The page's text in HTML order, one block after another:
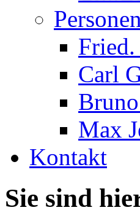
Personen
Carl
Max
Kontakt
Sie sind